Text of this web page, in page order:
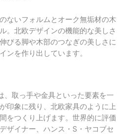
ないフォルムとオーク無垢材の木
。北欧デザインの機能的な美しさ
びる脚や木部のつなぎの美しさに
ンを作り出しています。
、取っ手や金具といった要素を一
印象に残り、北欧家具のように上
をつくり上げます。世界的に評価
ザイナー、ハンス・S・ヤコブセ